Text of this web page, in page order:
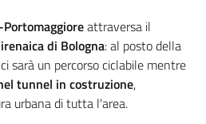
attraversa il
di Bologna: al posto della
ci sarà un percorso ciclabile mentre
tunnel in costruzione,
urbana di tutta l'area.